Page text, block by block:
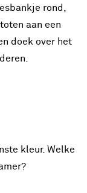
rond,
aan een
doek over het
kleur. Welke